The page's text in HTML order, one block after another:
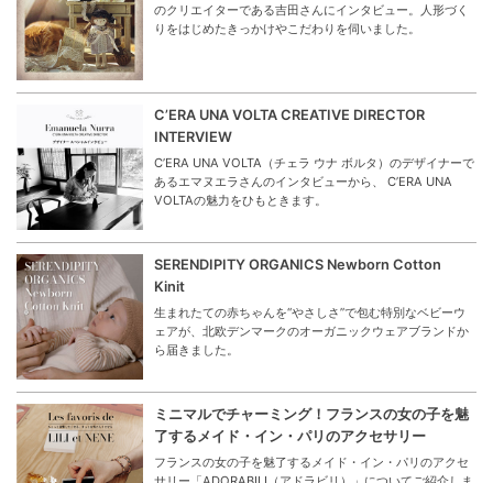
のクリエイターである吉田さんにインタビュー。人形づく
りをはじめたきっかけやこだわりを伺いました。
C’ERA UNA VOLTA CREATIVE DIRECTOR
INTERVIEW
C’ERA UNA VOLTA（チェラ ウナ ボルタ）のデザイナーで
あるエマヌエラさんのインタビューから、 C’ERA UNA
VOLTAの魅力をひもときます。
SERENDIPITY ORGANICS Newborn Cotton
Kinit
生まれたての赤ちゃんを“やさしさ”で包む特別なベビーウ
ェアが、北欧デンマークのオーガニックウェアブランドか
ら届きました。
ミニマルでチャーミング！フランスの女の子を魅
了するメイド・イン・パリのアクセサリー
フランスの女の子を魅了するメイド・イン・パリのアクセ